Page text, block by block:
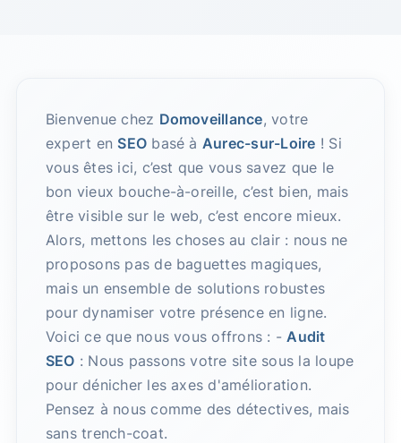
Bienvenue chez Domoveillance, votre
expert en SEO basé à Aurec-sur-Loire ! Si
vous êtes ici, c’est que vous savez que le
bon vieux bouche-à-oreille, c’est bien, mais
être visible sur le web, c’est encore mieux.
Alors, mettons les choses au clair : nous ne
proposons pas de baguettes magiques,
mais un ensemble de solutions robustes
pour dynamiser votre présence en ligne.
Voici ce que nous vous offrons : -Audit
SEO : Nous passons votre site sous la loupe
pour dénicher les axes d'amélioration.
Pensez à nous comme des détectives, mais
sans trench-coat.